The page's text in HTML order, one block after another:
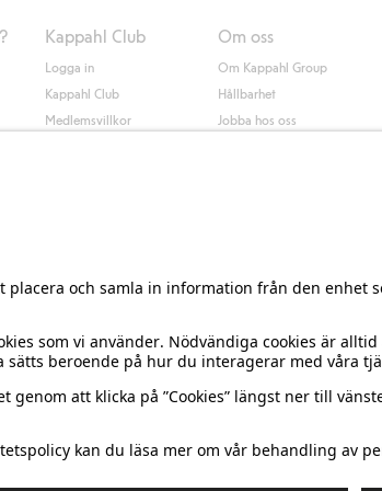
Kappahl Club
Logga in
Kappahl Club
Medlemsvillkor
Om oss
Om Kappahl Group
Hållbarhet
Jobba hos oss